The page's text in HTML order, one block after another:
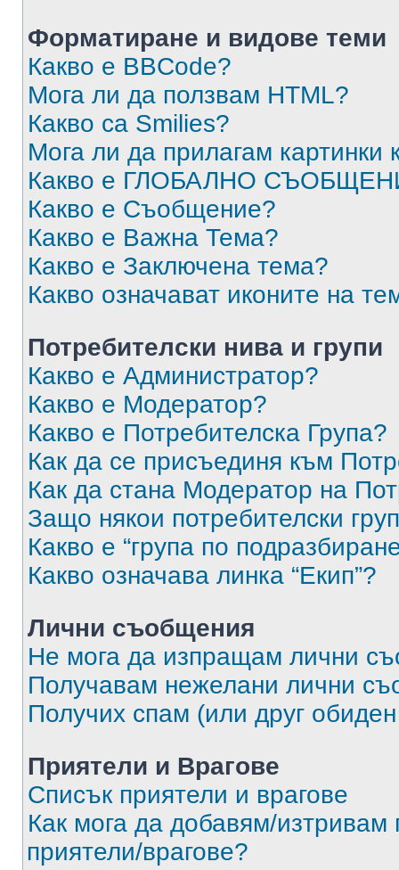
Форматиране и видове теми
Какво е BBCode?
Мога ли да ползвам HTML?
Какво са Smilies?
Мога ли да прилагам
Какво е ГЛОБАЛНО
Какво е Съобщение?
Какво е Важна Тема?
Какво е Заключена тема?
Какво означават иконите на
Потребителски нива и групи
Какво е Администратор?
Какво е Модератор?
Какво е Потребителска Група?
Как да се присъединя към
Как да стана Модератор на
Защо някои потребителски
Какво е “група по
Какво означава линка “Екип”?
Лични съобщения
Не мога да изпращам лични
Получавам нежелани лични
Получих спам (или друг
Приятели и Врагове
Списък приятели и врагове
Как мога да добавям/изтривам
приятели/врагове?